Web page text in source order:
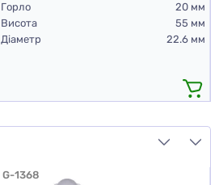
Горло
20 мм
Висота
55 мм
Діаметр
22.6 мм
G-1368